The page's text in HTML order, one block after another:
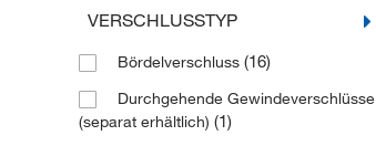
VERSCHLUSSTYP
Bördelverschluss (16)
Durchgehende Gewindeverschlüsse
(separat erhältlich) (1)